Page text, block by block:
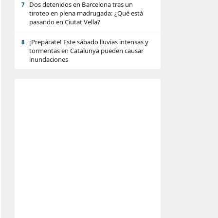
7
Dos detenidos en Barcelona tras un
tiroteo en plena madrugada: ¿Qué está
pasando en Ciutat Vella?
8
¡Prepárate! Este sábado lluvias intensas y
tormentas en Catalunya pueden causar
inundaciones